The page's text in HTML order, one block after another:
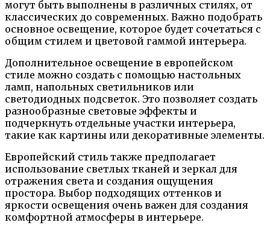
могут быть выполнены в различных стилях, от
классических до современных. Важно подобрать
основное освещение, которое будет сочетаться с
общим стилем и цветовой гаммой интерьера.
Дополнительное освещение в европейском
стиле можно создать с помощью настольных
ламп, напольных светильников или
светодиодных подсветок. Это позволяет создать
разнообразные световые эффекты и
подчеркнуть отдельные участки интерьера,
такие как картины или декоративные элементы.
Европейский стиль также предполагает
использование светлых тканей и зеркал для
отражения света и создания ощущения
простора. Выбор подходящих оттенков и
яркости освещения очень важен для создания
комфортной атмосферы в интерьере.